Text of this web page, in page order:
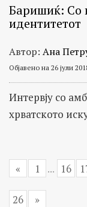
Баришиќ: Со
идентитетот
Автор: Ана
Објавено на 26 јули
Интервју со
хрватското
« 1 ... 16
26 »